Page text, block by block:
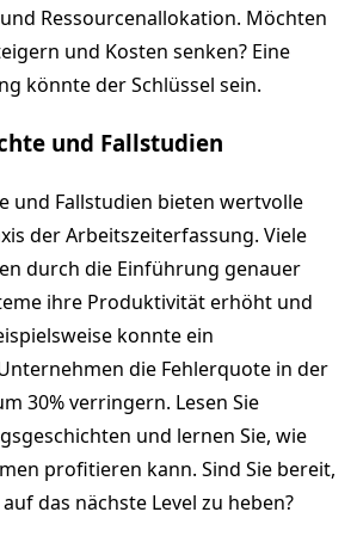
Ressourcenallokation. Möchten
und Kosten senken? Eine
könnte der Schlüssel sein.
und Fallstudien
und Fallstudien bieten wertvolle
der Arbeitszeiterfassung. Viele
durch die Einführung genauer
ihre Produktivität erhöht und
konnte ein
die Fehlerquote in der
30% verringern. Lesen Sie
und lernen Sie, wie
profitieren kann. Sind Sie bereit,
das nächste Level zu heben?